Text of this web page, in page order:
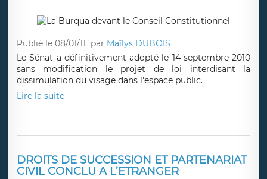
Publié le 08/01/11 par Maïlys DUBOIS
Le Sénat a définitivement adopté le 14 septembre 2010
sans modification le projet de loi interdisant la
dissimulation du visage dans l'espace public.
Lire la suite
DROITS DE SUCCESSION ET PARTENARIAT
CIVIL CONCLU A L’ETRANGER